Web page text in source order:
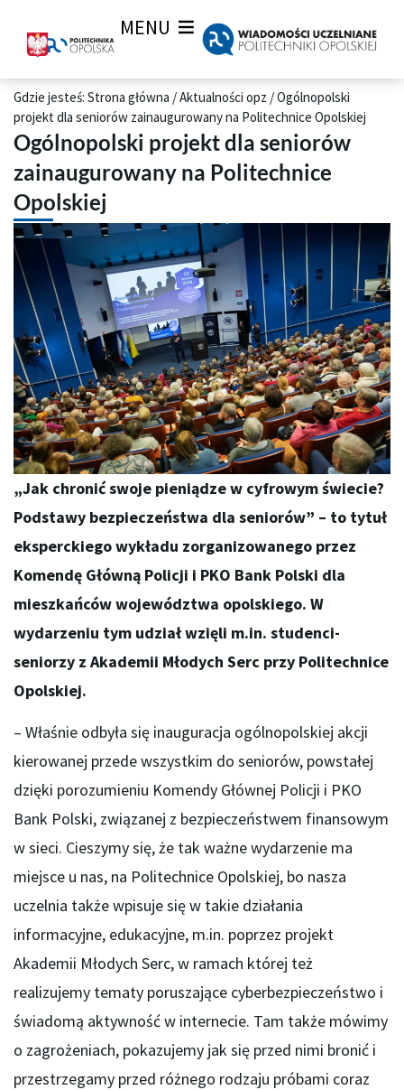
MENU
Gdzie jesteś: Strona główna /Aktualności opz /Ogólnopolski
projekt dla seniorów zainaugurowany na Politechnice Opolskiej
Ogólnopolski projekt dla seniorów
zainaugurowany na Politechnice
Opolskiej
„Jak chronić swoje pieniądze w cyfrowym świecie?
Podstawy bezpieczeństwa dla seniorów” – to tytuł
eksperckiego wykładu zorganizowanego przez
Komendę Główną Policji i PKO Bank Polski dla
mieszkańców województwa opolskiego. W
wydarzeniu tym udział wzięli m.in. studenci-
seniorzy z Akademii Młodych Serc przy Politechnice
Opolskiej.
– Właśnie odbyła się inauguracja ogólnopolskiej akcji
kierowanej przede wszystkim do seniorów, powstałej
dzięki porozumieniu Komendy Głównej Policji i PKO
Bank Polski, związanej z bezpieczeństwem finansowym
w sieci. Cieszymy się, że tak ważne wydarzenie ma
miejsce u nas, na Politechnice Opolskiej, bo nasza
uczelnia także wpisuje się w takie działania
informacyjne, edukacyjne, m.in. poprzez projekt
Akademii Młodych Serc, w ramach której też
realizujemy tematy poruszające cyberbezpieczeństwo i
świadomą aktywność w internecie. Tam także mówimy
o zagrożeniach, pokazujemy jak się przed nimi bronić i
przestrzegamy przed różnego rodzaju próbami coraz